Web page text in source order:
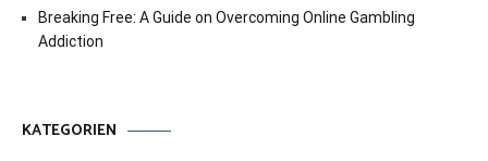
Breaking Free: A Guide on Overcoming Online Gambling
Addiction
KATEGORIEN